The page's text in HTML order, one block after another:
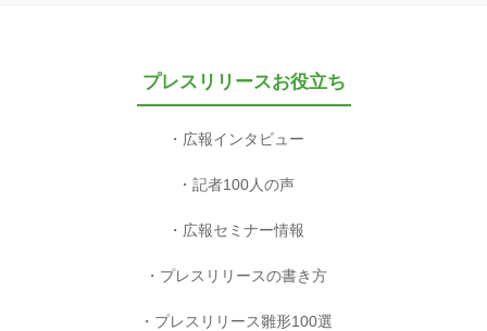
プレスリリースお役立ち
広報インタビュー
記者100人の声
広報セミナー情報
プレスリリースの書き方
プレスリリース雛形100選